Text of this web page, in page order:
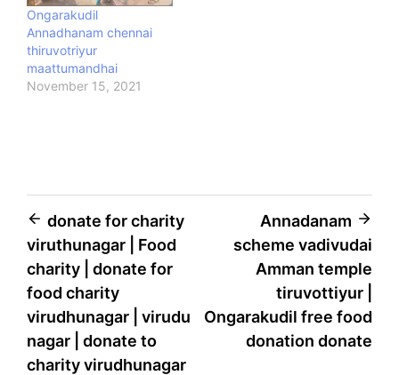
Ongarakudil
Annadhanam chennai
thiruvotriyur
maattumandhai
November 15, 2021
donate for charity
viruthunagar | Food
charity | donate for
food charity
virudhunagar | virudu
nagar | donate to
charity virudhunagar
Annadanam
scheme vadivudai
Amman temple
tiruvottiyur |
Ongarakudil free food
donation donate